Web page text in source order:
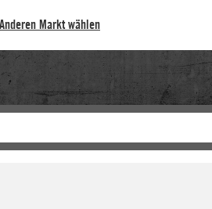
Anderen Markt wählen